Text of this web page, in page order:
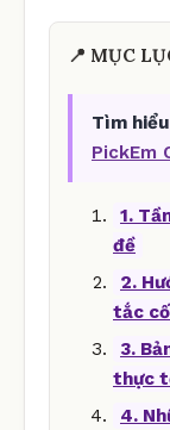
📍 MỤC
Tìm
PickEm
1.
đề
2.
tắc
3.
thực
4.